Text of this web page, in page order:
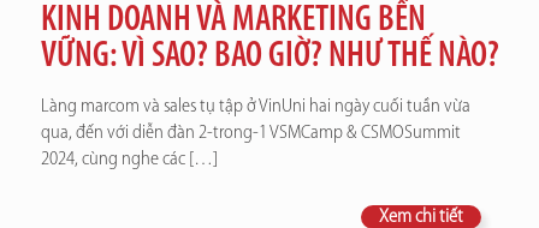
KINH DOANH VÀ MARKETING BỀN
VỮNG: VÌ SAO? BAO GIỜ? NHƯ THẾ NÀO?
Làng marcom và sales tụ tập ở VinUni hai ngày cuối tuần vừa
qua, đến với diễn đàn 2-trong-1 VSMCamp & CSMOSummit
2024, cùng nghe các[…]
Xem chi tiết